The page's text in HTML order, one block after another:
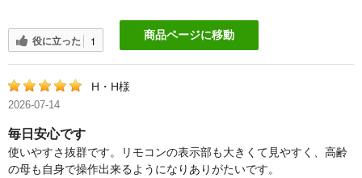
役に立った 1 商品ページに移動
H・H様
2026-07-14
毎日安心です
使いやすさ抜群です。リモコンの表示部も大きくて見やすく、高齢
の母も自身で操作出来るようになりありがたいです。